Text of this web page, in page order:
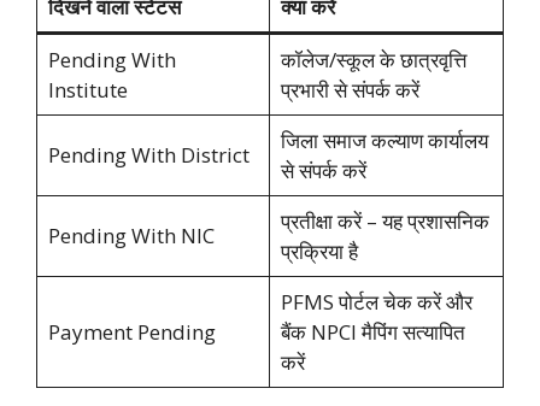
दिखने वाला स्टेटस
क्या करें
Pending With
Institute
कॉलेज/स्कूल के छात्रवृत्ति
प्रभारी से संपर्क करें
Pending With District
जिला समाज कल्याण कार्यालय
से संपर्क करें
Pending With NIC
प्रतीक्षा करें – यह प्रशासनिक
प्रक्रिया है
Payment Pending
PFMS पोर्टल चेक करें और
बैंक NPCI मैपिंग सत्यापित
करें